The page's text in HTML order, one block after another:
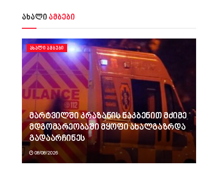
ახალი ამბები
ᲐᲮᲐᲚᲘ ᲐᲛᲑᲔᲑᲘ
მარტვილში კრაზანის ნაკბენით მძიმე
მდგომარეობაში მყოფი ახალგაზრდა
გადაარჩინეს
08/08/2026